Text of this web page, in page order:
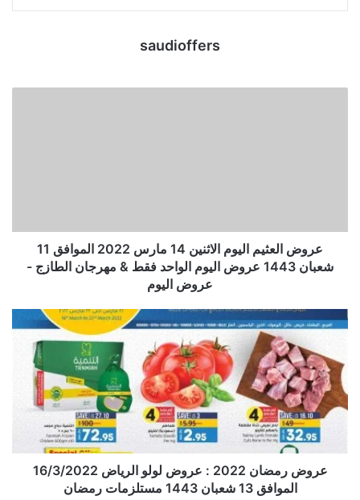
saudioffers
عروض العثيم اليوم الاثنين 14 مارس 2022 الموافق 11
شعبان 1443 عروض اليوم الواحد فقط & مهرجان الطازج -
عروض اليوم
عروض رمضان 2022 : عروض لولو الرياض 16/3/2022
الموافق 13 شعبان 1443 مستلزمات رمضان